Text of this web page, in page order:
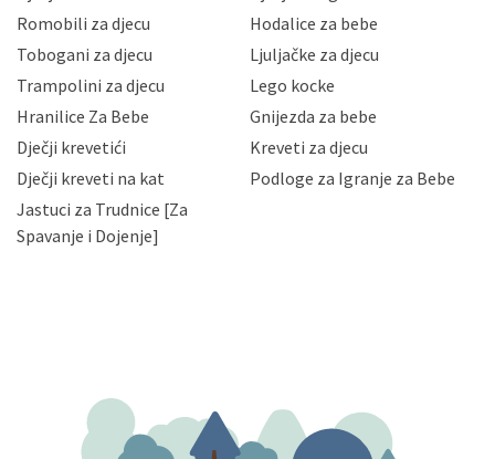
korisnika i posjetitelja web stranica, čuva povjerljivost
Vaših osobnih podataka te omogućava pristup i
priopćavanje osobnih podataka samo onim svojim
zaposlenicima kojima su isti potrebni radi provedbe
slučajevima koji su dozvoljeni zakonima. Napominjemo
da možete u svako doba, u potpunosti ili djelomice,
zatražiti prestanak aktivnosti obrade Vaših osobnih
podataka. Opoziv privole možete podnijeti poštom na
gore navedenu adresu ili e-mailom na adresu:
Romobili za djecu
Hodalice za bebe
Tobogani za djecu
Ljuljačke za djecu
Trampolini za djecu
Lego kocke
Hranilice Za Bebe
Gnijezda za bebe
Dječji krevetići
Kreveti za djecu
Dječji kreveti na kat
Podloge za Igranje za Bebe
Jastuci za Trudnice [Za
Spavanje i Dojenje]